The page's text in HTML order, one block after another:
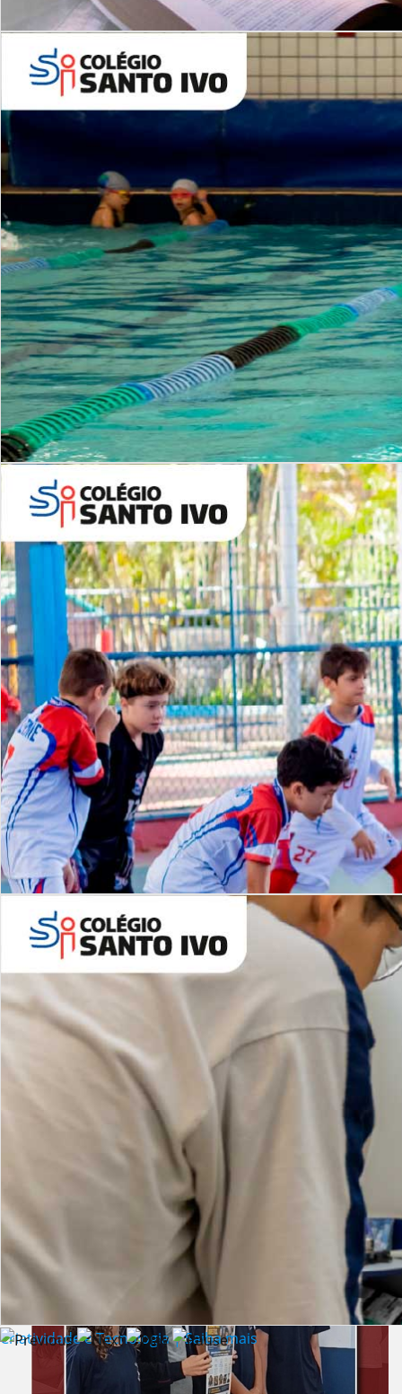
Leituras Literárias
Período Integral | Saiba mais
Desafios | Saiba mais
Criatividade e Tecnologia | Saiba mais
ALUNOS NOVOS
Entre em Contato
INSTITUCIONAL
Lista de vídeos
NOSSOCANAL